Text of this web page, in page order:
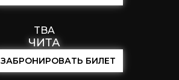
TBA
ЧИТА
ЗАБРОНИРОВАТЬ БИЛЕТ